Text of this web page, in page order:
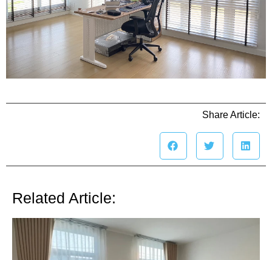
Share Article:
Related Article: